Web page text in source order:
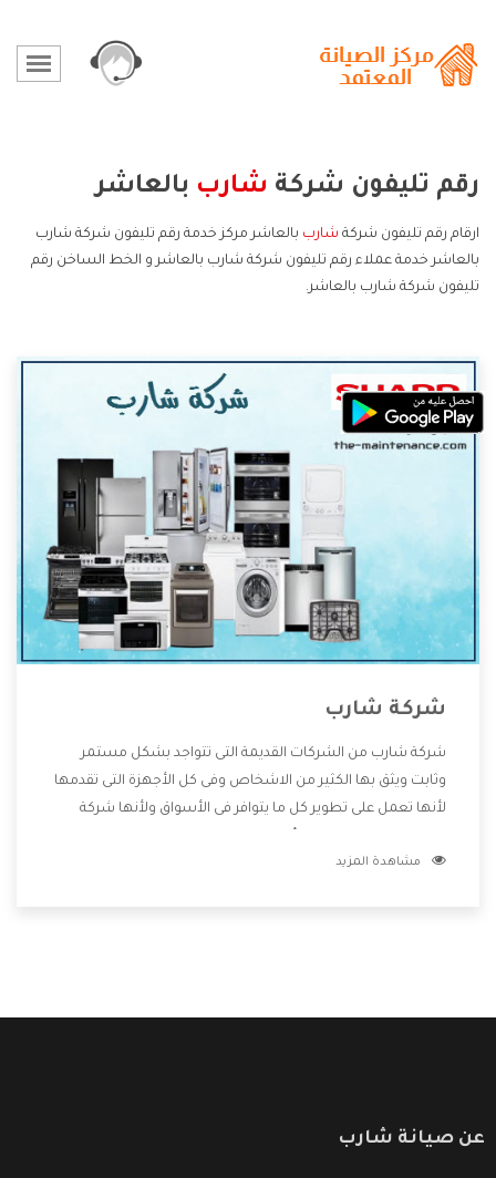
رقم تليفون شركة شارب بالعاشر
ارقام رقم تليفون شركة شارب بالعاشر مركز خدمة رقم تليفون شركة شارب
بالعاشر خدمة عملاء رقم تليفون شركة شارب بالعاشر و الخط الساخن رقم
تليفون شركة شارب بالعاشر.
شركة شارب
شركة شارب من الشركات القديمة التى تتواجد بشكل مستمر
وثابت ويثق بها الكثير من الاشخاص وفى كل الأجهزة التى تقدمها
لأنها تعمل على تطوير كل ما يتوافر فى الأسواق ولأنها شركة
وتقدم للعملاء أقوى العروض والخصومات التى تسهل على
مشاهدة المزيد
عن صيانة شارب